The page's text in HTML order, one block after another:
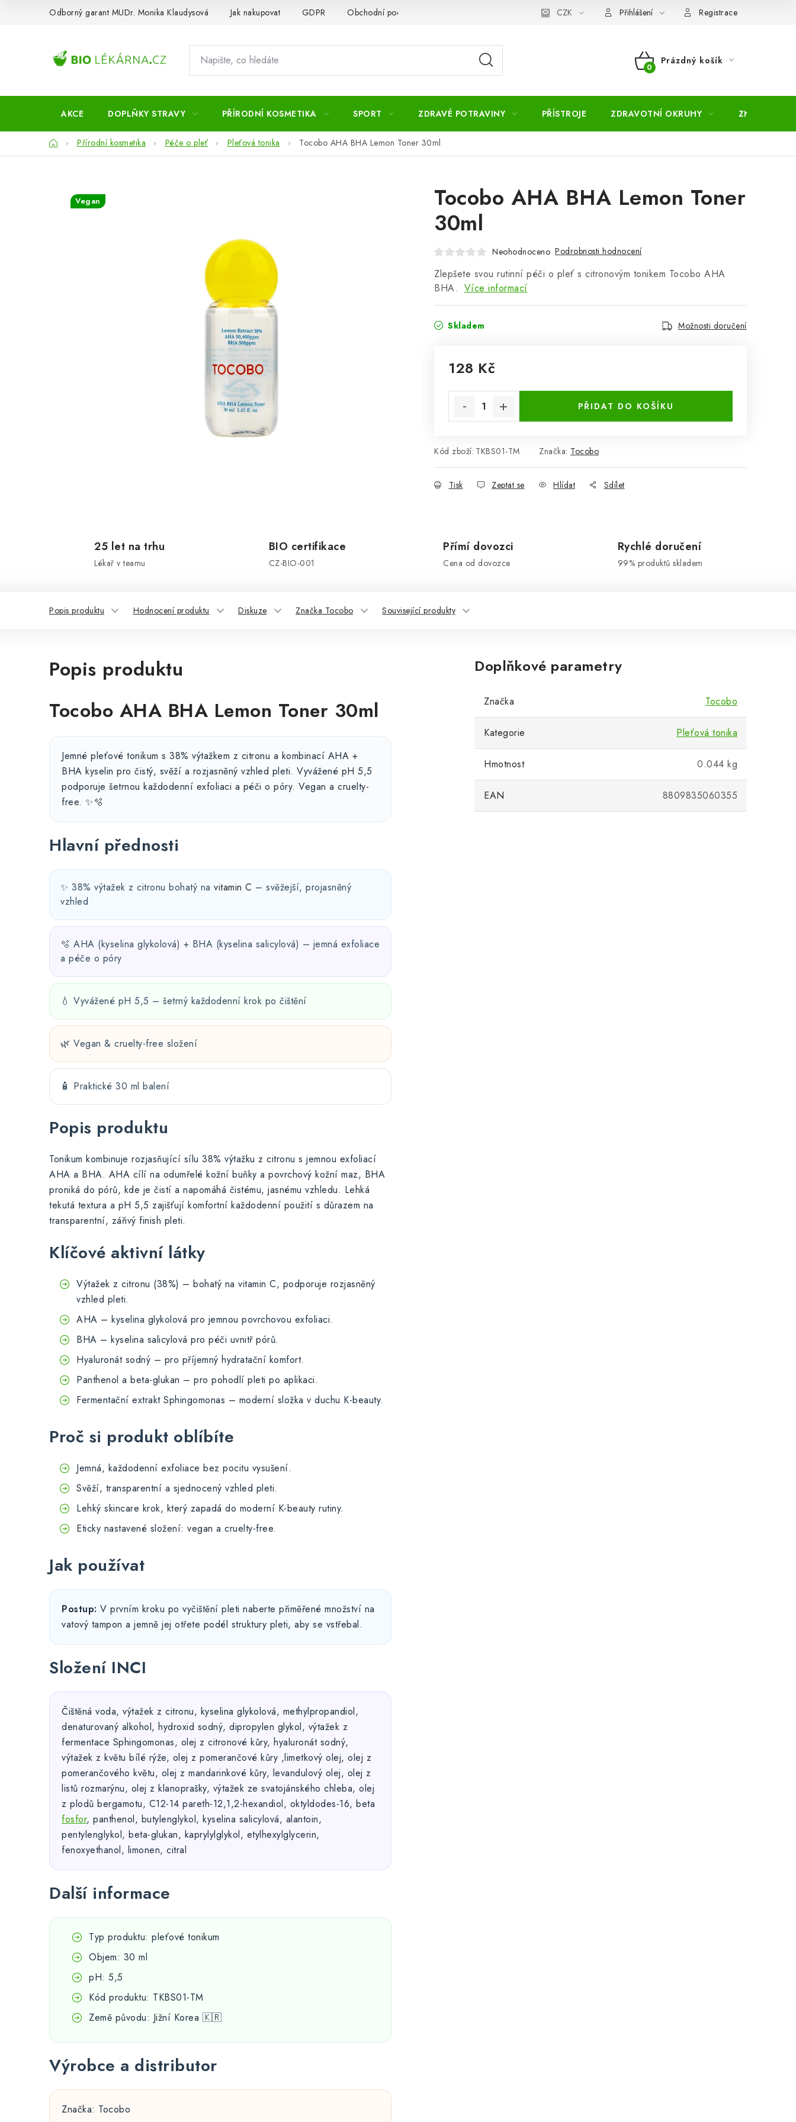
Odborný garant MUDr. Monika Klaudysová Jak nakupovat GDPR Obchodní podmínky Slovník pojmů Moje objednávka Mapa serveru
CZK Přihlášení Registrace
NÁKUPNÍ
Prázdný košík
AKCE DOPLŇKY STRAVY PŘÍRODNÍ KOSMETIKA SPORT ZDRAVÉ POTRAVINY PŘÍSTROJE ZDRAVOTNÍ OKRUHY ZNAČKY
DomůPřírodní kosmetika Péče o pleť Pleťová tonika Tocobo AHA BHA Lemon Toner 30ml
Tocobo AHA BHA Lemon Toner
30ml
Neohodnoceno Podrobnosti hodnocení
Zlepšete svou rutinní péči o pleť s citronovým tonikem Tocobo AHA
BHA. Více informací
Skladem Možnosti doručení
128 Kč
PŘIDAT DO KOŠÍKU
Kód zboží: TKBS01-TM Značka: Tocobo
Tisk Zeptat se Hlídat Sdílet
Vegan
25 let na trhu
Lékař v teamu
BIO certifikace
CZ-BIO-001
Přímí dovozci
Cena od dovozce
Rychlé doručení
99% produktů skladem
Popis produktu Hodnocení produktu Diskuze Značka Tocobo Související produkty
Popis produktu
Tocobo AHA BHA Lemon Toner 30ml
Jemné pleťové tonikum s 38% výtažkem z citronu a kombinací AHA +
BHA kyselin pro čistý, svěží a rozjasněný vzhled pleti. Vyvážené pH 5,5
podporuje šetrnou každodenní exfoliaci a péči o póry. Vegan a cruelty-
free. ✨🫧
Hlavní přednosti
✨ 38% výtažek z citronu bohatý na vitamin C – svěžejší, projasněný
vzhled
🫧 AHA (kyselina glykolová) + BHA (kyselina salicylová) – jemná exfoliace
a péče o póry
💧 Vyvážené pH 5,5 – šetrný každodenní krok po čištění
🌿 Vegan & cruelty-free složení
🧴 Praktické 30 ml balení
Popis produktu
Tonikum kombinuje rozjasňující sílu 38% výtažku z citronu s jemnou exfoliací
AHA a BHA. AHA cílí na odumřelé kožní buňky a povrchový kožní maz, BHA
proniká do pórů, kde je čistí a napomáhá čistému, jasnému vzhledu. Lehká
tekutá textura a pH 5,5 zajišťují komfortní každodenní použití s důrazem na
transparentní, zářivý finish pleti.
Klíčové aktivní látky
Výtažek z citronu (38%) – bohatý na vitamin C, podporuje rozjasněný
vzhled pleti.
AHA – kyselina glykolová pro jemnou povrchovou exfoliaci.
BHA – kyselina salicylová pro péči uvnitř pórů.
Hyaluronát sodný – pro příjemný hydratační komfort.
Panthenol a beta-glukan – pro pohodlí pleti po aplikaci.
Fermentační extrakt Sphingomonas – moderní složka v duchu K-beauty.
Proč si produkt oblíbíte
Jemná, každodenní exfoliace bez pocitu vysušení.
Svěží, transparentní a sjednocený vzhled pleti.
Lehký skincare krok, který zapadá do moderní K-beauty rutiny.
Eticky nastavené složení: vegan a cruelty-free.
Jak používat
Postup: V prvním kroku po vyčištění pleti naberte přiměřené množství na
vatový tampon a jemně jej otřete podél struktury pleti, aby se vstřebal.
Složení INCI
Čištěná voda, výtažek z citronu, kyselina glykolová, methylpropandiol,
denaturovaný alkohol, hydroxid sodný, dipropylen glykol, výtažek z
fermentace Sphingomonas, olej z citronové kůry, hyaluronát sodný,
výtažek z květu bílé rýže, olej z pomerančové kůry ,limetkový olej, olej z
pomerančového květu, olej z mandarinkové kůry, levandulový olej, olej z
listů rozmarýnu, olej z klanoprašky, výtažek ze svatojánského chleba, olej
z plodů bergamotu, C12-14 pareth-12,1,2-hexandiol, oktyldodes-16, beta
fosfor, panthenol, butylenglykol, kyselina salicylová, alantoin,
pentylenglykol, beta-glukan, kaprylylglykol, etylhexylglycerin,
fenoxyethanol, limonen, citral
Další informace
Typ produktu: pleťové tonikum
Objem: 30 ml
pH: 5,5
Kód produktu: TKBS01-TM
Země původu: Jižní Korea 🇰🇷
Výrobce a distributor
Značka: Tocobo
Doplňkové parametry
Značka Tocobo
Kategorie Pleťová tonika
Hmotnost 0.044 kg
EAN 8809835060355